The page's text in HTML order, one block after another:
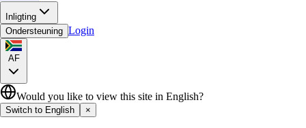
Inligting
Ondersteuning Login
AF
Would you like to view this site in English?
Switch to English ×